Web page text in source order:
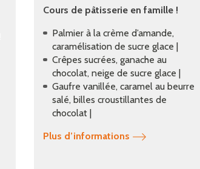
Cours de pâtisserie en famille !
Palmier à la crème d’amande,
caramélisation de sucre glace |
Crêpes sucrées, ganache au
chocolat, neige de sucre glace |
Gaufre vanillée, caramel au beurre
salé, billes croustillantes de
chocolat |
Plus d’informations